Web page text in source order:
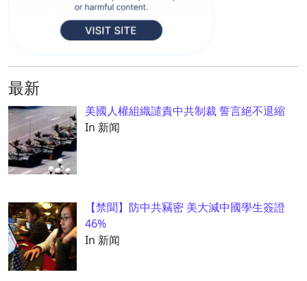
最新
美國人權組織譴責中共制裁 誓言絕不退縮
In 新闻
【禁聞】防中共竊密 美大減中國學生簽證
46%
In 新闻